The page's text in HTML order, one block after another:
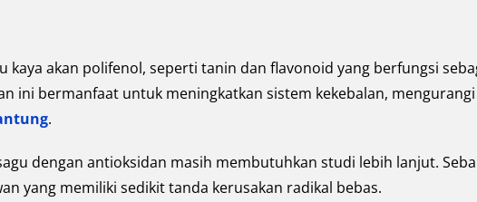
kaya akan polifenol, seperti tanin dan flavonoid yang berfungsi
ini bermanfaat untuk meningkatkan sistem kekebalan, mengurangi
.
dengan antioksidan masih membutuhkan studi lebih lanjut.
yang memiliki sedikit tanda kerusakan radikal bebas.